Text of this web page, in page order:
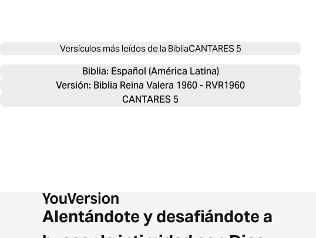
Versículos más leídos de la BibliaCANTARES 5
Biblia: Español (América Latina)
Versión: Biblia Reina Valera 1960 - RVR1960
CANTARES 5
Alentándote y desafiándote a